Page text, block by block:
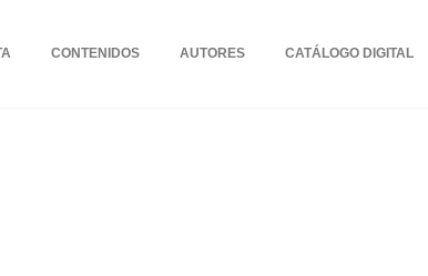
CONTENIDOS AUTORES CATÁLOGO DIGITAL